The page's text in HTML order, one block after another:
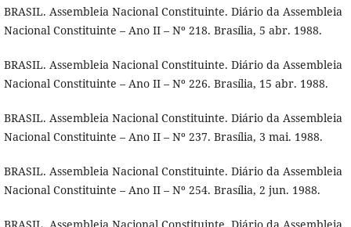
BRASIL. Assembleia Nacional Constituinte. Diário da Assembleia
Nacional Constituinte – Ano II – Nº 218. Brasília, 5 abr. 1988.
BRASIL. Assembleia Nacional Constituinte. Diário da Assembleia
Nacional Constituinte – Ano II – Nº 226. Brasília, 15 abr. 1988.
BRASIL. Assembleia Nacional Constituinte. Diário da Assembleia
Nacional Constituinte – Ano II – Nº 237. Brasília, 3 mai. 1988.
BRASIL. Assembleia Nacional Constituinte. Diário da Assembleia
Nacional Constituinte – Ano II – Nº 254. Brasília, 2 jun. 1988.